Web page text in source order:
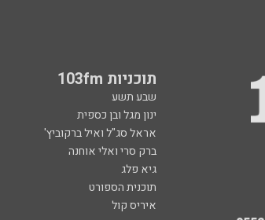
תוכניות 103fm
שבע תשע
ינון מגל ובן כספית
אראל סג"ל ואיל ברקוביץ'
ברק סרי ואלי אוחנה
גיא פלג
תוכנית הספורט
איריס קול